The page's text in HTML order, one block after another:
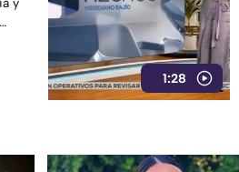
y
1:28